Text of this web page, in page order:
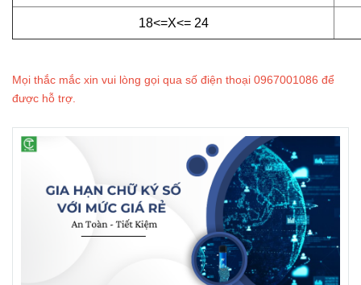
18<=X<= 24
Mọi thắc mắc xin vui lòng gọi qua số điện thoại 0967001086 để
được hỗ trợ.